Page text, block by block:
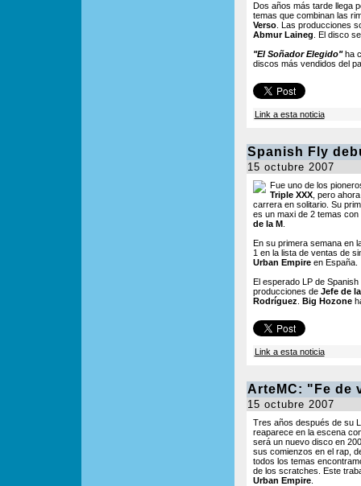
Dos años más tarde llega
temas que combinan las
Verso. Las producciones
Abmur Laineg . El disco
"El Soñador Elegido"ha
discos más vendidos del
Link a esta noticia
Spanish Fly
15 octubre 2007
Fue uno de los
Triple XXX, pero
carrera en solitario. Su
es un maxi de 2 temas
de la M.
En su primera semana en
1 en la lista de ventas de
Urban Empireen España.
El esperado LP de
producciones de Jefe de
Rodríguez Big Hozone
Link a esta noticia
ArteMC: "Fe de
15 octubre 2007
Tres años después de su
reaparece en la escena
será un nuevo disco en
sus comienzos en el rap,
todos los temas
de los scratches. Este
Urban Empire.